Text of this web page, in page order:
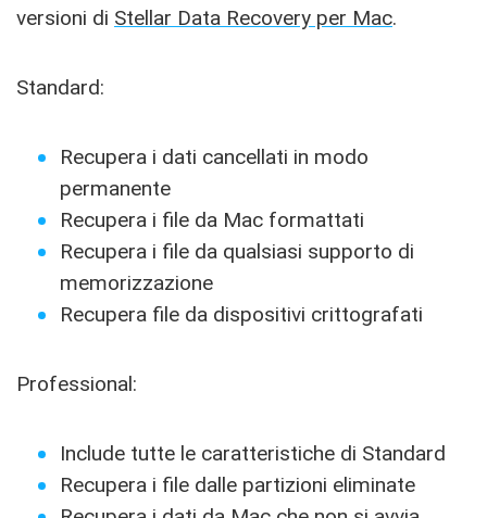
versioni di Stellar Data Recovery per Mac.
Standard:
Recupera i dati cancellati in modo
permanente
Recupera i file da Mac formattati
Recupera i file da qualsiasi supporto di
memorizzazione
Recupera file da dispositivi crittografati
Professional:
Include tutte le caratteristiche di Standard
Recupera i file dalle partizioni eliminate